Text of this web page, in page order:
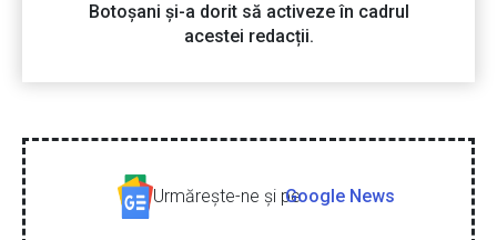
Botoșani și-a dorit să activeze în cadrul
acestei redacții.
Urmăreşte-ne şi peGoogle News